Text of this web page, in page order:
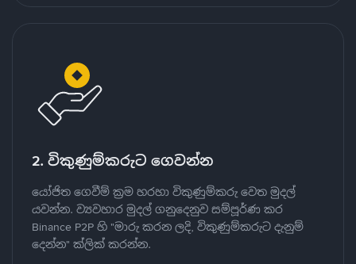
2. විකුණුම්කරුට ගෙවන්න
යෝජිත ගෙවීම් ක්‍රම හරහා විකුණුම්කරු වෙත මුදල්
යවන්න. ව්‍යවහාර මුදල් ගනුදෙනුව සම්පූර්ණ කර
Binance P2P හි "මාරු කරන ලදි, විකුණුම්කරුට දැනුම්
දෙන්න" ක්ලික් කරන්න.